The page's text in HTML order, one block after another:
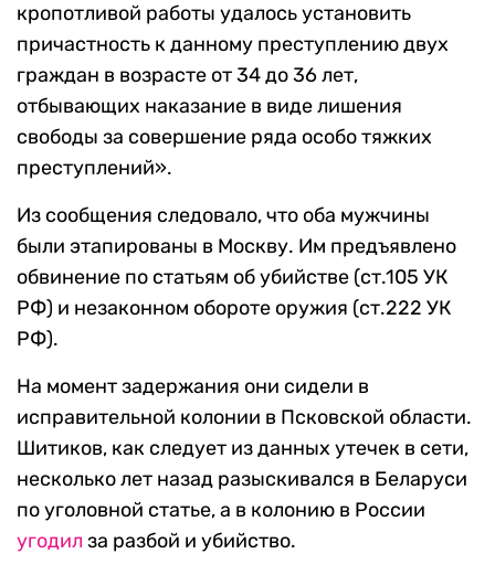
кропотливой работы удалось установить
причастность к данному преступлению двух
граждан в возрасте от 34 до 36 лет,
отбывающих наказание в виде лишения
свободы за совершение ряда особо тяжких
преступлений».
Из сообщения следовало, что оба мужчины
были этапированы в Москву. Им предъявлено
обвинение по статьям об убийстве (ст.105 УК
РФ) и незаконном обороте оружия (ст.222 УК
РФ).
На момент задержания они сидели в
исправительной колонии в Псковской области.
Шитиков, как следует из данных утечек в сети,
несколько лет назад разыскивался в Беларуси
по уголовной статье, а в колонию в России
угодил за разбой и убийство.